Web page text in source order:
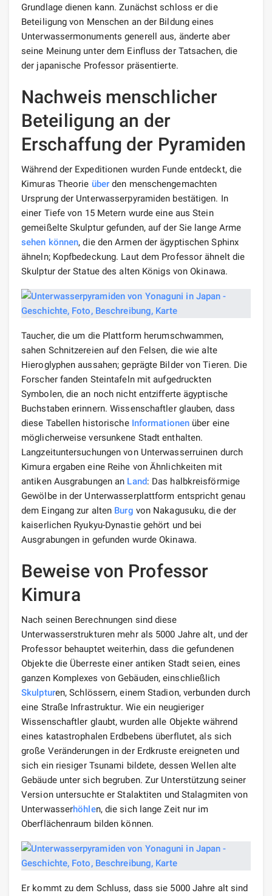
Grundlage dienen kann. Zunächst schloss er die
Beteiligung von Menschen an der Bildung eines
Unterwassermonuments generell aus, änderte aber
seine Meinung unter dem Einfluss der Tatsachen, die
der japanische Professor präsentierte.
Nachweis menschlicher
Beteiligung an der
Erschaffung der Pyramiden
Während der Expeditionen wurden Funde entdeckt, die
Kimuras Theorie über den menschengemachten
Ursprung der Unterwasserpyramiden bestätigen. In
einer Tiefe von 15 Metern wurde eine aus Stein
gemeißelte Skulptur gefunden, auf der Sie lange Arme
sehen können, die den Armen der ägyptischen Sphinx
ähneln; Kopfbedeckung. Laut dem Professor ähnelt die
Skulptur der Statue des alten Königs von Okinawa.
Taucher, die um die Plattform herumschwammen,
sahen Schnitzereien auf den Felsen, die wie alte
Hieroglyphen aussahen; geprägte Bilder von Tieren. Die
Forscher fanden Steintafeln mit aufgedruckten
Symbolen, die an noch nicht entzifferte ägyptische
Buchstaben erinnern. Wissenschaftler glauben, dass
diese Tabellen historische Informationen über eine
möglicherweise versunkene Stadt enthalten.
Langzeituntersuchungen von Unterwasserruinen durch
Kimura ergaben eine Reihe von Ähnlichkeiten mit
antiken Ausgrabungen an Land: Das halbkreisförmige
Gewölbe in der Unterwasserplattform entspricht genau
dem Eingang zur alten Burg von Nakagusuku, die der
kaiserlichen Ryukyu-Dynastie gehört und bei
Ausgrabungen in gefunden wurde Okinawa.
Beweise von Professor
Kimura
Nach seinen Berechnungen sind diese
Unterwasserstrukturen mehr als 5000 Jahre alt, und der
Professor behauptet weiterhin, dass die gefundenen
Objekte die Überreste einer antiken Stadt seien, eines
ganzen Komplexes von Gebäuden, einschließlich
Skulpturen, Schlössern, einem Stadion, verbunden durch
eine Straße Infrastruktur. Wie ein neugieriger
Wissenschaftler glaubt, wurden alle Objekte während
eines katastrophalen Erdbebens überflutet, als sich
große Veränderungen in der Erdkruste ereigneten und
sich ein riesiger Tsunami bildete, dessen Wellen alte
Gebäude unter sich begruben. Zur Unterstützung seiner
Version untersuchte er Stalaktiten und Stalagmiten von
Unterwasserhöhlen, die sich lange Zeit nur im
Oberflächenraum bilden können.
Er kommt zu dem Schluss, dass sie 5000 Jahre alt sind